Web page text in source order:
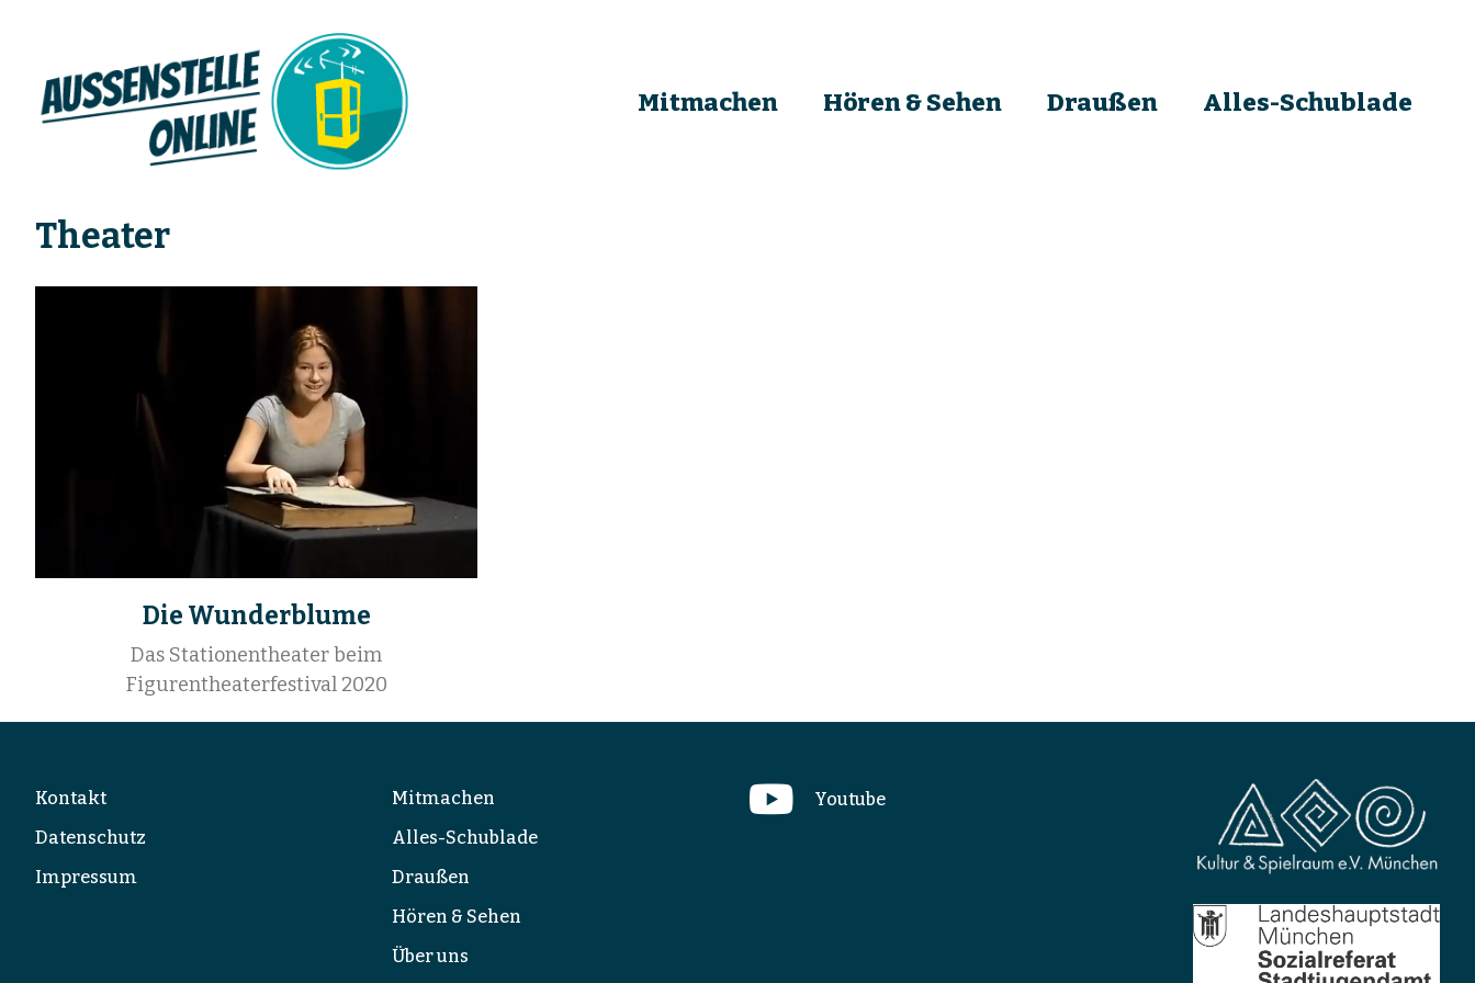
Mitmachen Hören & Sehen Draußen Alles-Schublade
Theater
Die Wunderblume
Das Stationentheater beim
Figurentheaterfestival 2020
Kontakt
Datenschutz
Impressum
Mitmachen
Alles-Schublade
Draußen
Hören & Sehen
Über uns
Youtube